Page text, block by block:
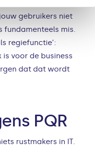
gebruikers niet
fundamenteels mis.
regiefunctie’:
voor de business
dat dat wordt
PQR
rustmakers in IT.